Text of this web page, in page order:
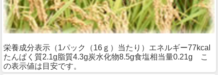
栄養成分表示（1パック（16ｇ）当たり）エネルギー77kcal
たんぱく質2.1g脂質4.3g炭水化物8.5g食塩相当量0.21g こ
の表示値は目安です。